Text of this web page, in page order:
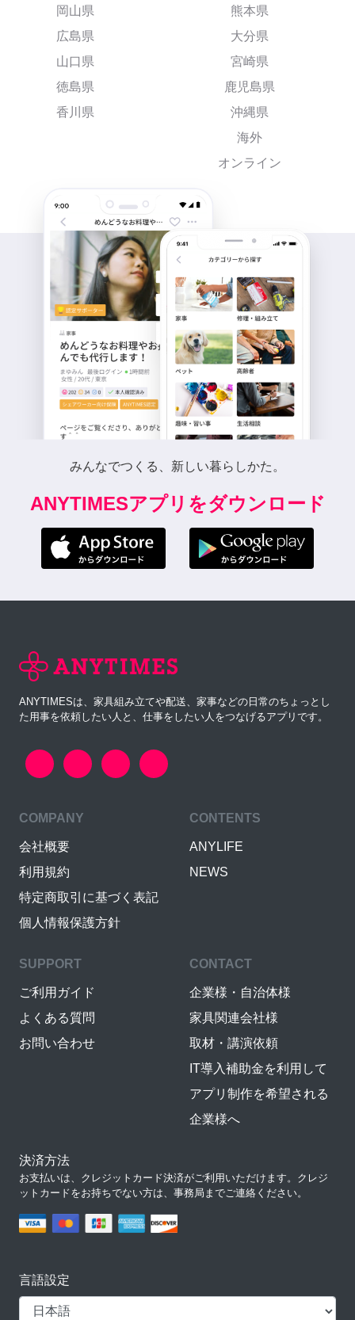
岡山県
広島県
山口県
徳島県
香川県
熊本県
大分県
宮崎県
鹿児島県
沖縄県
海外
オンライン
みんなでつくる、新しい暮らしかた。
ANYTIMESアプリをダウンロード
ANYTIMESは、家具組み立てや配送、家事などの日常のちょっとし
た用事を依頼したい人と、仕事をしたい人をつなげるアプリです。
COMPANY
会社概要
利用規約
特定商取引に基づく表記
個人情報保護方針
CONTENTS
ANYLIFE
NEWS
SUPPORT
ご利用ガイド
よくある質問
お問い合わせ
CONTACT
企業様・自治体様
家具関連会社様
取材・講演依頼
IT導入補助金を利用して
アプリ制作を希望される
企業様へ
決済方法
お支払いは、クレジットカード決済がご利用いただけます。クレジ
ットカードをお持ちでない方は、事務局までご連絡ください。
言語設定